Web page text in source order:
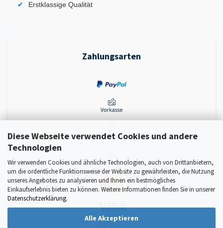
Diese Webseite verwendet Cookies und andere
Technologien
Wir verwenden Cookies und ähnliche Technologien, auch von Drittanbietern,
um die ordentliche Funktionsweise der Website zu gewährleisten, die Nutzung
unseres Angebotes zu analysieren und Ihnen ein bestmögliches
Einkaufserlebnis bieten zu können. Weitere Informationen finden Sie in unserer
Datenschutzerklärung.
Alle Akzeptieren
Erstklassige Qualität
Zahlungsarten